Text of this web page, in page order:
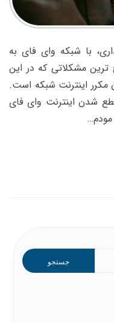
با شبکه وای فای به
مشکلاتی که در این
اینترنت شبکه است.
شدن اینترنت وای فای
برای: